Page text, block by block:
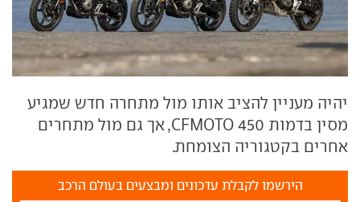
יהיה מעניין להציב אותו מול מתחרה חדש שמגיע
מסין בדמות CFMOTO 450, אך גם מול מתחרים
אחרים בקטגוריה הצומחת.
הירשמו לקבלת עדכונים ומבצעים בעולם הרכב